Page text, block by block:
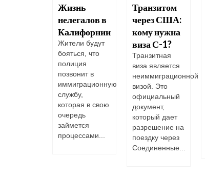
Жизнь
нелегалов в
Калифорнии
Жители будут
бояться, что
полиция
позвонит в
иммиграционную
службу,
которая в свою
очередь
займется
процессами...
Транзитом
через США:
кому нужна
виза С-1?
Транзитная
виза является
неиммиграционной
визой. Это
официальный
документ,
который дает
разрешение на
поездку через
Соединенные...